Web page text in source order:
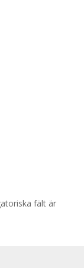
fält är